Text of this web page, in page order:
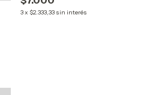
3x $2.333,33 sin interés